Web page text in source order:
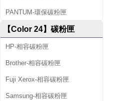
PANTUM-環保碳粉匣
【Color 24】碳粉匣
HP-相容碳粉匣
Brother-相容碳粉匣
Fuji Xerox-相容碳粉匣
Samsung-相容碳粉匣